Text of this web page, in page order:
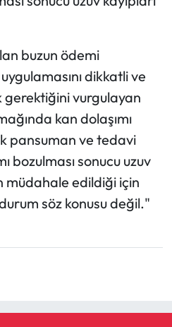
buzun ödemi
dikkatli ve
vurgulayan
kan dolaşımı
pansuman ve tedavi
bozulması sonucu uzuv
müdahale edildiği için
söz konusu değil."